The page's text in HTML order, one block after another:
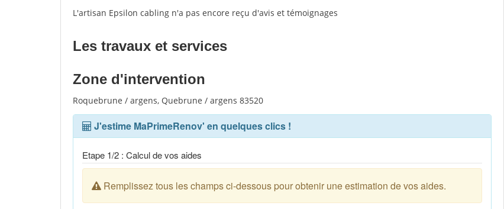
L'artisan Epsilon cabling n'a pas encore reçu d'avis et témoignages
Les travaux et services
Zone d'intervention
Roquebrune / argens, Quebrune / argens 83520